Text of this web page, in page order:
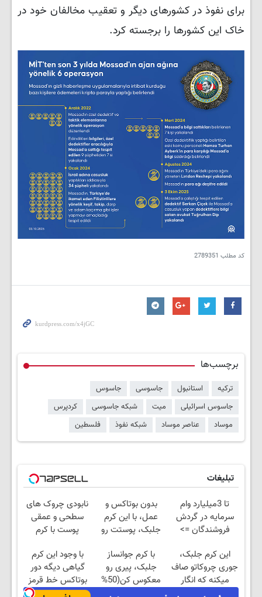
برای نفوذ در کشورهای دیگر و تعقیب مخالفان خود در
خاک این کشورها را برجسته کرد.
کد مطلب 2789351
برچسب‌ها
ترکیه استانبول جاسوسی
جاسوس
جاسوس اسرائیلی
میت شبکه جاسوسی
کردپرس
موساد
عناصر موساد شبکه نفوذ فلسطین
تبلیغات
تا 3میلیارد وام
سرمایه در گردش
فروشندگان =>
کن
بدون بوتاکس و
عمل، با این کرم
جلبک، پوستت رو
نابودی چروک های
سطحی و عمقی
پوست با کرم
این کرم جلبک،
جوری چروکاتو صاف
میکنه که انگار
بوتاکس کردی!
با کرم جوانساز
جلبک، پیری رو
معکوس کن(50%
تخفیف)
با وجود این کرم
گیاهی دیگه دور
بوتاکس خط قرمز
بکش!